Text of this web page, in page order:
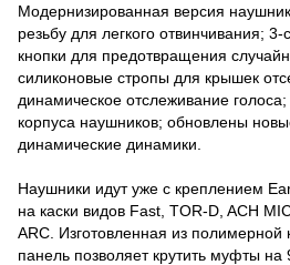
Модернизированная версия
резьбу для легкого отвинчивания;
кнопки для предотвращения
силиконовые стропы для крышек
динамическое отслеживание
корпуса наушников; обновлены
динамические динамики.
Наушники идут уже с креплением
на каски видов Fast, TOR-D, ACH
ARC. Изготовленная из полимерной
панель позволяет крутить муфты на